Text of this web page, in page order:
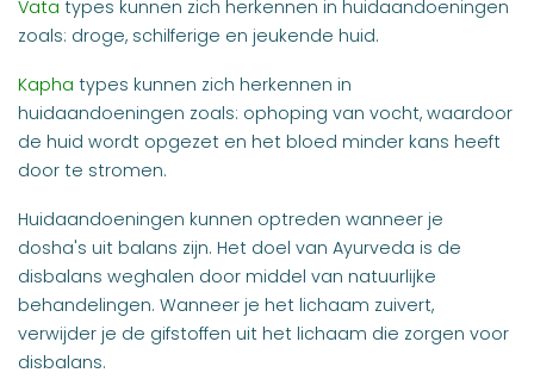
Vata types kunnen zich herkennen in huidaandoeningen
zoals: droge, schilferige en jeukende huid.
Kapha types kunnen zich herkennen in
huidaandoeningen zoals: ophoping van vocht, waardoor
de huid wordt opgezet en het bloed minder kans heeft
door te stromen.
Huidaandoeningen kunnen optreden wanneer je
dosha's uit balans zijn. Het doel van Ayurveda is de
disbalans weghalen door middel van natuurlijke
behandelingen. Wanneer je het lichaam zuivert,
verwijder je de gifstoffen uit het lichaam die zorgen voor
disbalans.